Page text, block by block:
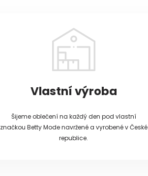
Vlastní výroba
Šijeme oblečení na každý den pod vlastní
značkou Betty Mode navržené a vyrobené v České
republice.